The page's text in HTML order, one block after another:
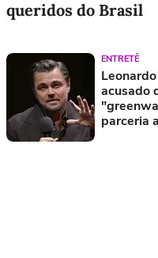
queridos do Brasil
ENTRETÊ
acusado
parceria